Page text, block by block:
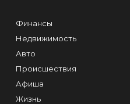
Финансы
Недвижимость
Авто
Происшествия
Афиша
Жизнь